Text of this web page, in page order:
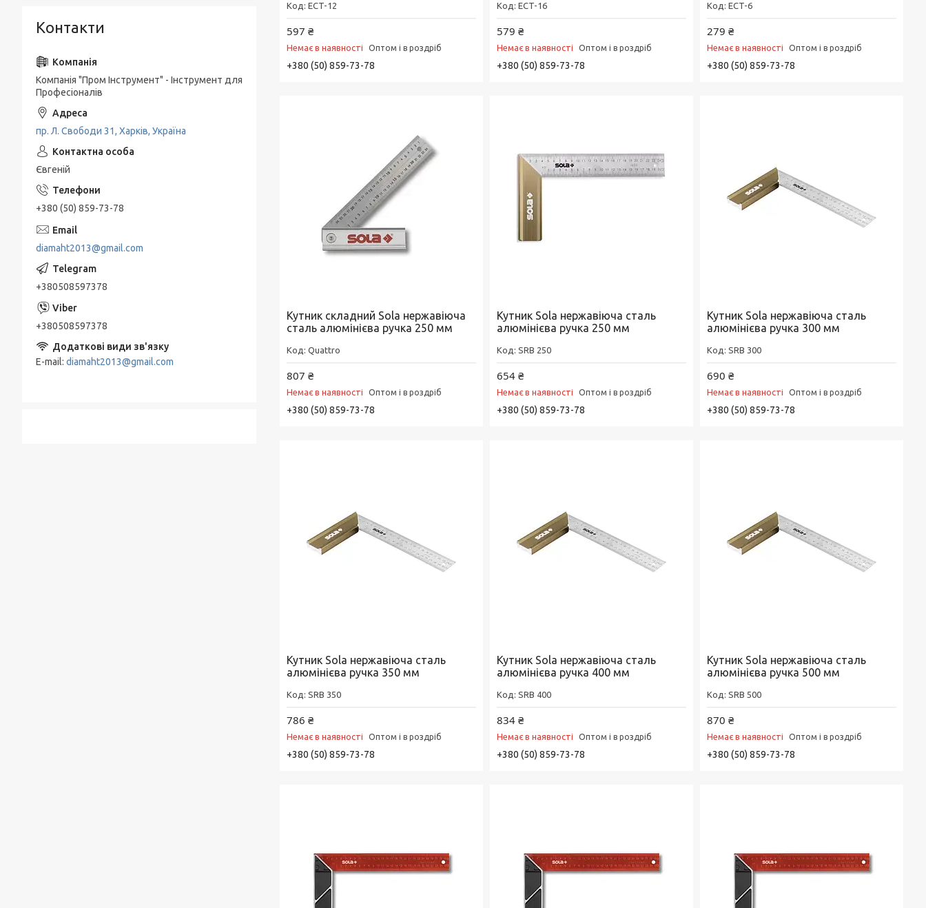
ECT-12
597 ₴
Немає в наявності Оптом і в роздріб
+380 (50) 859-73-78
ECT-16
579 ₴
Немає в наявності Оптом і в роздріб
+380 (50) 859-73-78
ECT-6
279 ₴
Немає в наявності Оптом і в роздріб
+380 (50) 859-73-78
Кутник складний Sola нержавіюча
сталь алюмінієва ручка 250 мм
Quattro
807 ₴
Немає в наявності Оптом і в роздріб
+380 (50) 859-73-78
Кутник Sola нержавіюча сталь
алюмінієва ручка 250 мм
SRB 250
654 ₴
Немає в наявності Оптом і в роздріб
+380 (50) 859-73-78
Кутник Sola нержавіюча сталь
алюмінієва ручка 300 мм
SRB 300
690 ₴
Немає в наявності Оптом і в роздріб
+380 (50) 859-73-78
Кутник Sola нержавіюча сталь
алюмінієва ручка 350 мм
SRB 350
786 ₴
Немає в наявності Оптом і в роздріб
+380 (50) 859-73-78
Кутник Sola нержавіюча сталь
алюмінієва ручка 400 мм
SRB 400
834 ₴
Немає в наявності Оптом і в роздріб
+380 (50) 859-73-78
Кутник Sola нержавіюча сталь
алюмінієва ручка 500 мм
SRB 500
870 ₴
Немає в наявності Оптом і в роздріб
+380 (50) 859-73-78
Контакти
Компанія "Пром Інструмент" - Інструмент для
Професіоналів
пр. Л. Свободи 31, Харків, Україна
Євгеній
+380 (50) 859-73-78
diamaht2013@gmail.com
+380508597378
+380508597378
E-mail diamaht2013@gmail.com